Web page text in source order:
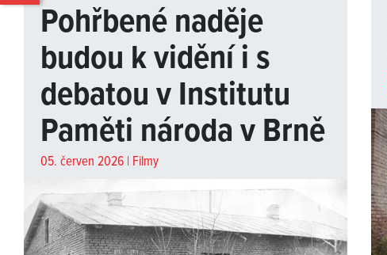
Pohřbené naděje
budou k vidění i s
debatou v Institutu
Paměti národa v Brně
05. červen 2026 | Filmy